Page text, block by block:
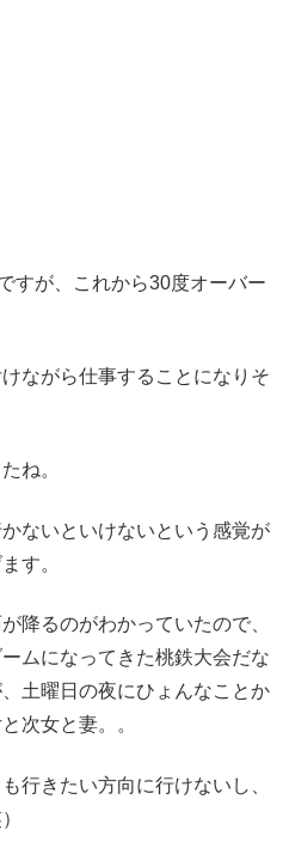
すが、これから30度オーバー
ながら仕事することになりそ
ね。
ないといけないという感覚が
す。
降るのがわかっていたので、
ムになってきた桃鉄大会だな
土曜日の夜にひょんなことか
次女と妻。。
行きたい方向に行けないし、